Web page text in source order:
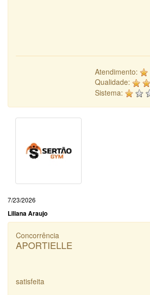
Atendimento:
Qualidade:
Sistema:
7/23/2026
Liliana Araujo
Concorrência
APORTIELLE
satisfeita